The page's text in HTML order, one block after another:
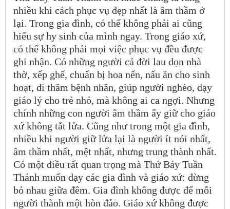
nhiều khi cách phục vụ đẹp nhất là âm thầm ở
lại. Trong gia đình, có thể không phải ai cũng
hiểu sự hy sinh của mình ngay. Trong giáo xứ,
có thể không phải mọi việc phục vụ đều được
ghi nhận. Có những người cả đời lau dọn nhà
thờ, xếp ghế, chuẩn bị hoa nến, nấu ăn cho sinh
hoạt, đi thăm bệnh nhân, giúp người nghèo, dạy
giáo lý cho trẻ nhỏ, mà không ai ca ngợi. Nhưng
chính những con người âm thầm ấy giữ cho giáo
xứ không tắt lửa. Cũng như trong một gia đình,
nhiều khi người giữ lửa lại là người ít nói nhất,
âm thầm nhất, mệt nhất, nhưng trung thành nhất.
Có một điều rất quan trọng mà Thứ Bảy Tuần
Thánh muốn dạy các gia đình và giáo xứ: đừng
bỏ nhau giữa đêm. Gia đình không được để mỗi
người thành một hòn đảo. Giáo xứ không được